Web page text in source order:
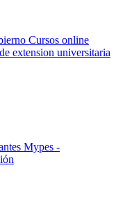
Cursos online
extension universitaria
Mypes -